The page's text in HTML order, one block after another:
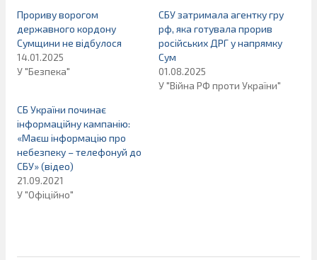
Прориву ворогом
державного кордону
Сумщини не відбулося
14.01.2025
У "Безпека"
СБУ затримала агентку гру
рф, яка готувала прорив
російських ДРГ у напрямку
Сум
01.08.2025
У "Війна РФ проти України"
СБ України починає
інформаційну кампанію:
«Маєш інформацію про
небезпеку – телефонуй до
СБУ» (відео)
21.09.2021
У "Офіційно"